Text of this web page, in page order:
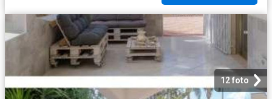
12 foto